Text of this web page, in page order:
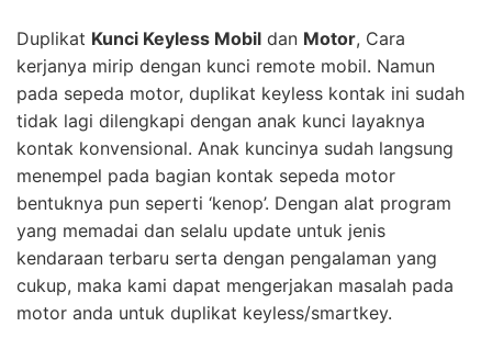
Duplikat Kunci Keyless Mobil dan Motor, Cara
kerjanya mirip dengan kunci remote mobil. Namun
pada sepeda motor, duplikat keyless kontak ini sudah
tidak lagi dilengkapi dengan anak kunci layaknya
kontak konvensional. Anak kuncinya sudah langsung
menempel pada bagian kontak sepeda motor
bentuknya pun seperti ‘kenop’. Dengan alat program
yang memadai dan selalu update untuk jenis
kendaraan terbaru serta dengan pengalaman yang
cukup, maka kami dapat mengerjakan masalah pada
motor anda untuk duplikat keyless/smartkey.